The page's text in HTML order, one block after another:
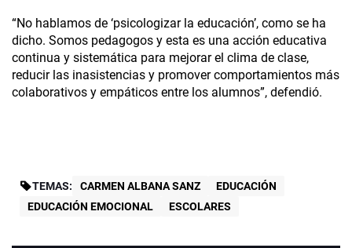
“No hablamos de ‘psicologizar la educación’, como se ha
dicho. Somos pedagogos y esta es una acción educativa
continua y sistemática para mejorar el clima de clase,
reducir las inasistencias y promover comportamientos más
colaborativos y empáticos entre los alumnos”, defendió.
TEMAS: CARMEN ALBANA SANZ
EDUCACIÓN
EDUCACIÓN EMOCIONAL
ESCOLARES